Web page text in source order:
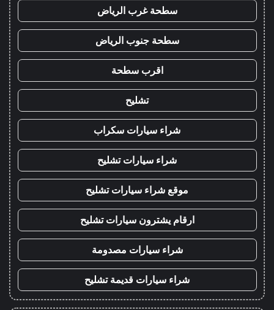
سطحة غرب الرياض
سطحة جنوب الرياض
اقرب سطحة
تشليح
شراء سيارات سكراب
شراء سيارات تشليح
موقع شراء سيارات تشليح
ارقام يشترون سيارات تشليح
شراء سيارات مصدومة
شراء سيارات قديمة تشليح